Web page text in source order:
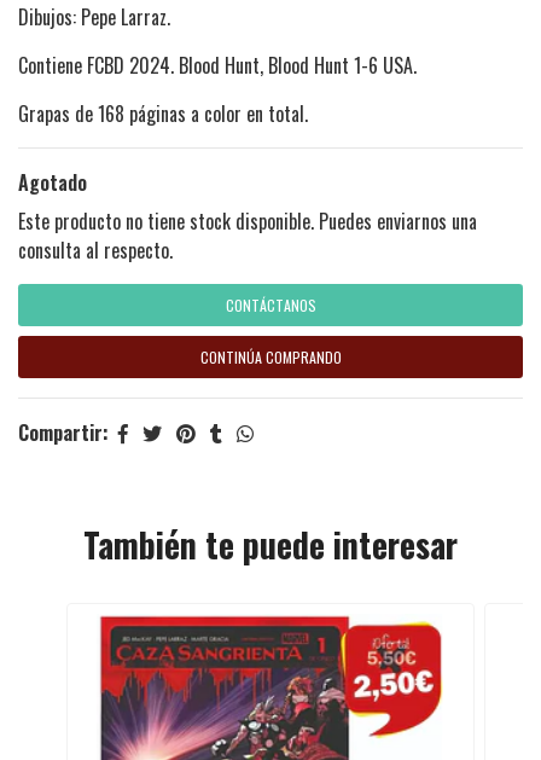
Dibujos: Pepe Larraz.
Contiene FCBD 2024. Blood Hunt, Blood Hunt 1-6 USA.
Grapas de 168 páginas a color en total.
Agotado
Este producto no tiene stock disponible. Puedes enviarnos una
consulta al respecto.
CONTÁCTANOS
CONTINÚA COMPRANDO
Compartir:
También te puede interesar